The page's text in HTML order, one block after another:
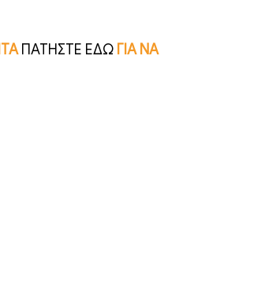
ΠΑΤΗΣΤΕ ΕΔΩ ΓΙΑ ΝΑ